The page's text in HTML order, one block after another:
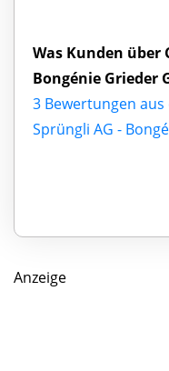
Was Kunden über
Bongénie Grieder
3 Bewertungen
Sprüngli AG -
Anzeige